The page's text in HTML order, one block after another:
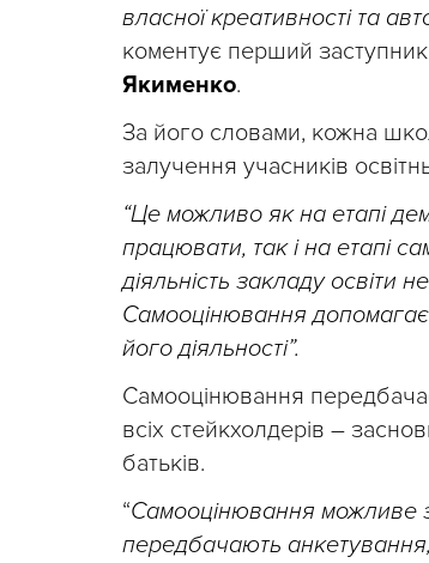
власної креативності та
коментує перший
Якименко.
За його словами, кожна
залучення учасників
“Це можливо як на етапі
працювати, так і на етапі
діяльність закладу освіти
Самооцінювання допомагає
його діяльності”.
Самооцінювання
всіх стейкхолдерів –
батьків.
“Самооцінювання можливе
передбачають